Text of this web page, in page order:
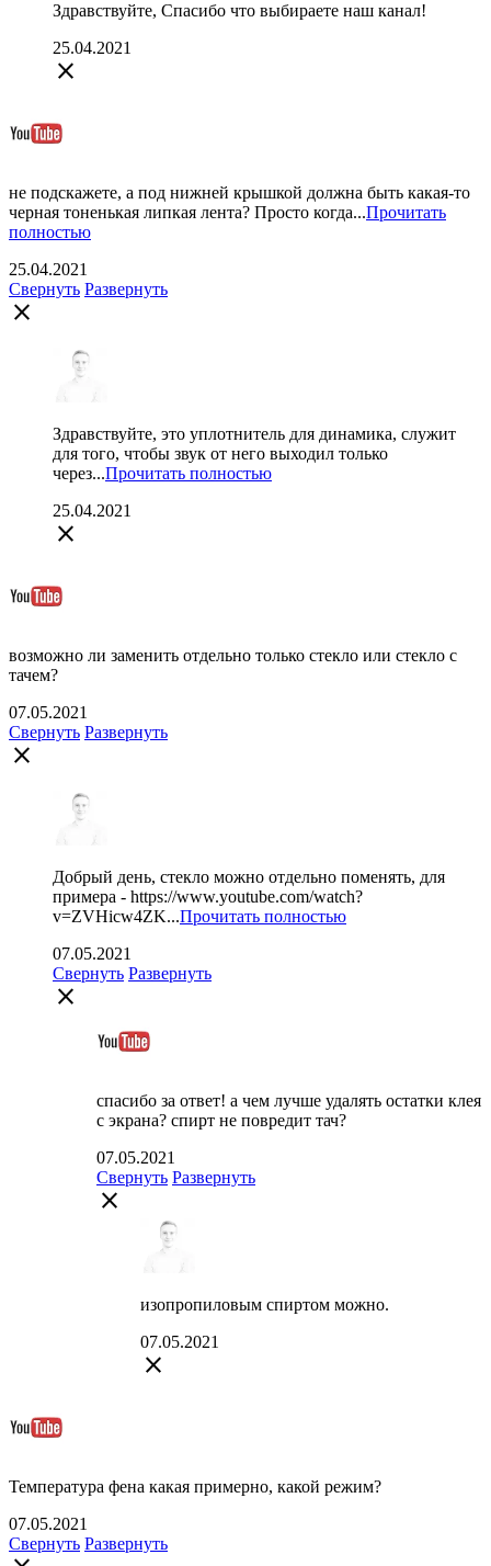
Здравствуйте, Спасибо что выбираете наш канал!
25.04.2021
close
не подскажете, а под нижней крышкой должна быть какая-то
черная тоненькая липкая лента? Просто когда...Прочитать
полностью
25.04.2021
Свернуть Развернуть
close
Здравствуйте, это уплотнитель для динамика, служит
для того, чтобы звук от него выходил только
через...Прочитать полностью
25.04.2021
close
возможно ли заменить отдельно только стекло или стекло с
тачем?
07.05.2021
Свернуть Развернуть
close
Добрый день, стекло можно отдельно поменять, для
примера - https://www.youtube.com/watch?
v=ZVHicw4ZK...Прочитать полностью
07.05.2021
Свернуть Развернуть
close
спасибо за ответ! а чем лучше удалять остатки клея
с экрана? спирт не повредит тач?
07.05.2021
Свернуть Развернуть
close
изопропиловым спиртом можно.
07.05.2021
close
Температура фена какая примерно, какой режим?
07.05.2021
Свернуть Развернуть